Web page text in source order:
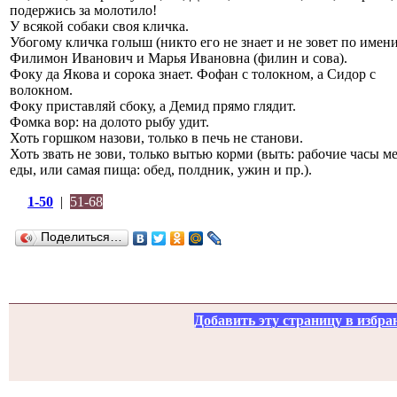
подержись за молотило!
У всякой собаки своя кличка.
Убогому кличка голыш (никто его не знает и не зовет по
Филимон Иванович и Марья Ивановна (филин и сова).
Фоку да Якова и сорока знает. Фофан с толокном, а Сидор с
волокном.
Фоку приставляй сбоку, а Демид прямо глядит.
Фомка вор: на долото рыбу удит.
Хоть горшком назови, только в печь не станови.
Хоть звать не зови, только вытью корми (выть: рабочие часы
еды, или самая пища: обед, полдник, ужин и пр.).
1-50 | 51-68
Поделиться…
Добавить эту страницу в